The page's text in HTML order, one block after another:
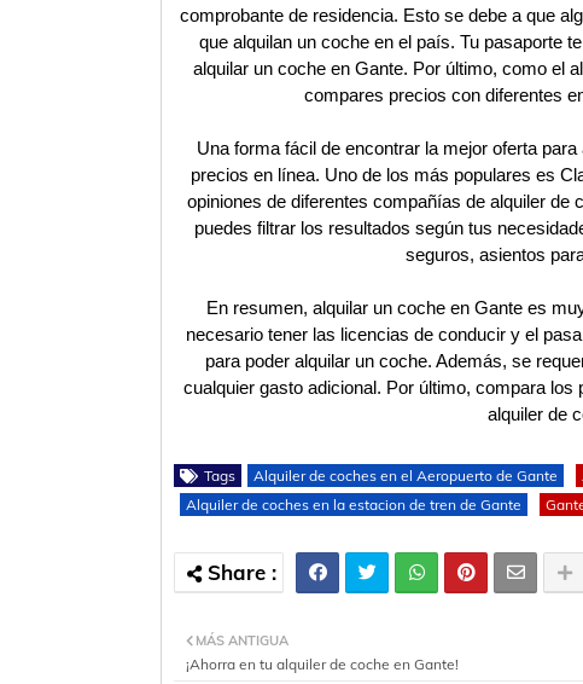
comprobante de residencia. Esto se debe a que
que alquilan un coche en el país. Tu pasaporte
alquilar un coche en Gante. Por último, como el
compares precios con diferentes
Una forma fácil de encontrar la mejor oferta
precios en línea. Uno de los más populares es
opiniones de diferentes compañías de alquiler de
puedes filtrar los resultados según tus
seguros, asientos
En resumen, alquilar un coche en Gante es
necesario tener las licencias de conducir y el
para poder alquilar un coche. Además, se
cualquier gasto adicional. Por último, compara
alquiler de
Tags Alquiler de coches en el Aeropuerto de Gante
Alquiler de coches en la estacion de tren de Gante
MÁS ANTIGUA
¡Ahorra en tu alquiler de coche en Gante!